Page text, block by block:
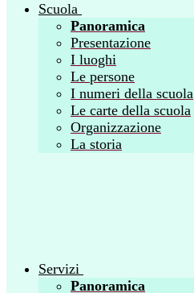
Scuola
Panoramica
Presentazione
I luoghi
Le persone
I numeri della scuola
Le carte della scuola
Organizzazione
La storia
Servizi
Panoramica